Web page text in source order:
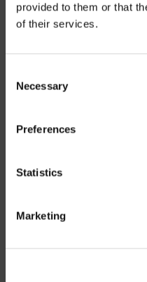
provided to them or that
of their services.
Selection
Necessary
Preferences
Statistics
Marketing
serum
ART.NR: 366